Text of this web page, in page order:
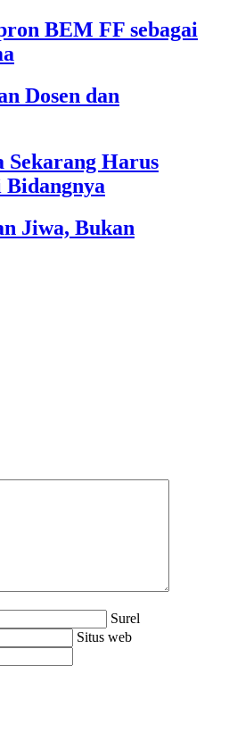
BEM FF sebagai
Dosen dan
Harus
Bidangnya
Jiwa, Bukan
Surel
Situs web